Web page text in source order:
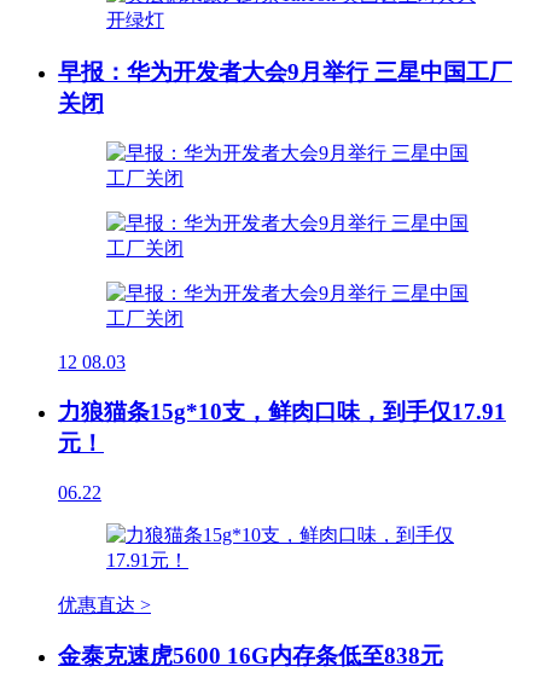
早报：华为开发者大会9月举行 三星中国工厂
关闭
12 08.03
力狼猫条15g*10支，鲜肉口味，到手仅17.91
元！
06.22
优惠直达 >
金泰克速虎5600 16G内存条低至838元